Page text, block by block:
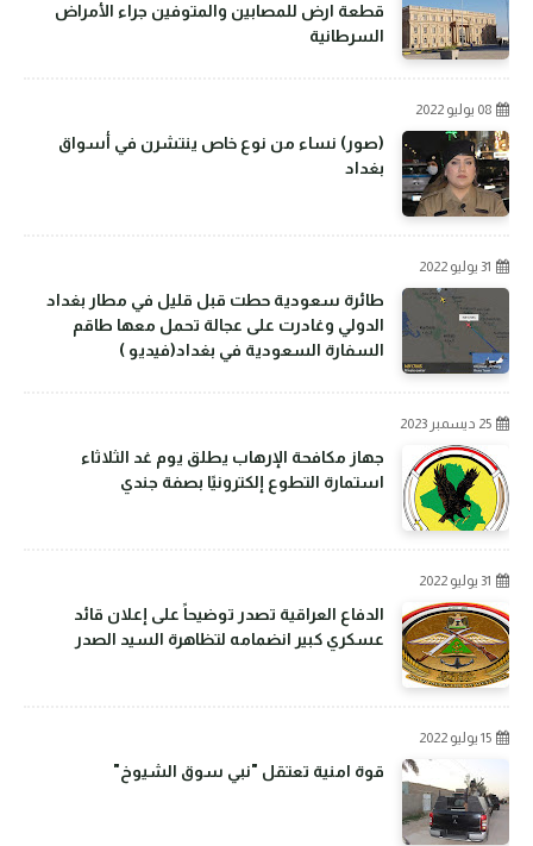
قطعة ارض للمصابين والمتوفين جراء الأمراض
السرطانية
08 يوليو 2022
(صور) نساء من نوع خاص ينتشرن في أسواق
بغداد
31 يوليو 2022
طائرة سعودية حطت قبل قليل في مطار بغداد
الدولي وغادرت على عجالة تحمل معها طاقم
السفارة السعودية في بغداد(فيديو )
25 ديسمبر 2023
جهاز مكافحة الإرهاب يطلق يوم غد الثلاثاء
استمارة التطوع إلكترونيًا بصفة جندي
31 يوليو 2022
الدفاع العراقية تصدر توضيحاً على إعلان قائد
عسكري كبير انضمامه لتظاهرة السيد الصدر
15 يوليو 2022
قوة امنية تعتقل "نبي سوق الشيوخ"